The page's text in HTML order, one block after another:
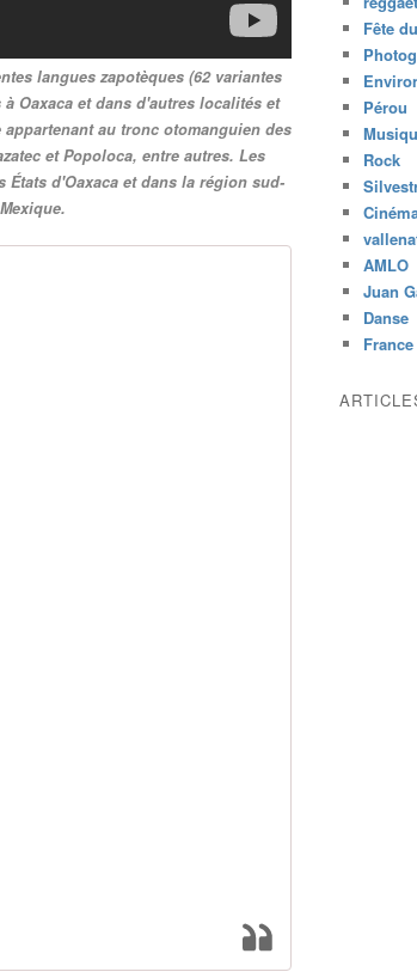
langues zapotèques (62 variantes
Oaxaca et dans d'autres localités et
au tronc otomanguien des
et Popoloca, entre autres. Les
d'Oaxaca et dans la région sud-
Fête
Pérou
Rock
AMLO
Juan
Danse
France